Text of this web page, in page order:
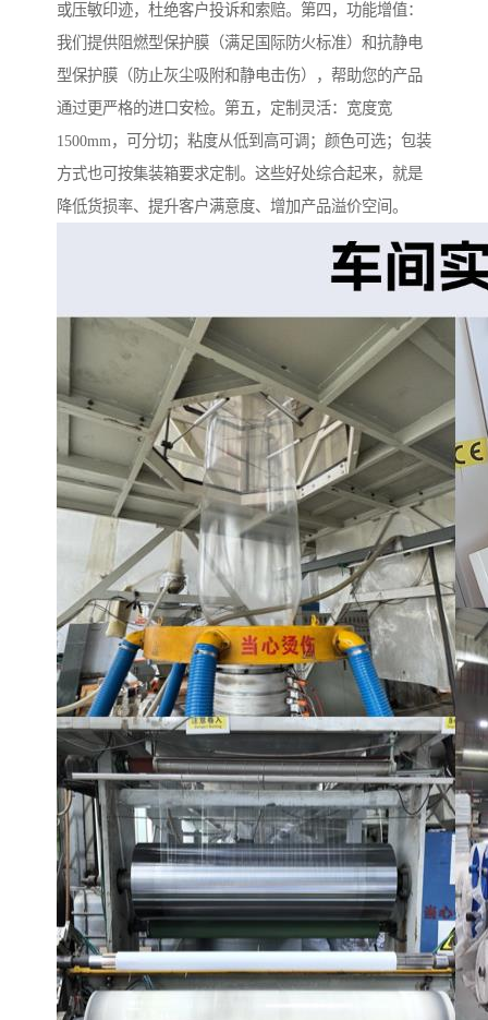
或压敏印迹，杜绝客户投诉和索赔。第四，功能增值：
我们提供阻燃型保护膜（满足国际防火标准）和抗静电
型保护膜（防止灰尘吸附和静电击伤），帮助您的产品
通过更严格的进口安检。第五，定制灵活：宽度宽
1500mm，可分切；粘度从低到高可调；颜色可选；包装
方式也可按集装箱要求定制。这些好处综合起来，就是
降低货损率、提升客户满意度、增加产品溢价空间。